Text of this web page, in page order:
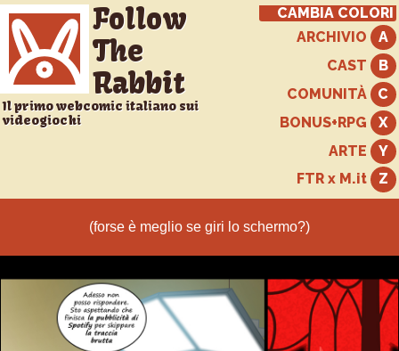
Follow
The
Rabbit
Il primo webcomic italiano sui
videogiochi
CAMBIA COLORI
ARCHIVIO
CAST
COMUNITÀ
BONUS+RPG
ARTE
FTR x M.it